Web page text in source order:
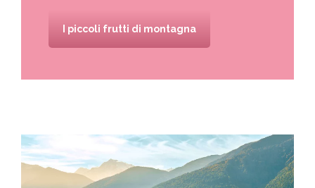
I piccoli frutti di montagna